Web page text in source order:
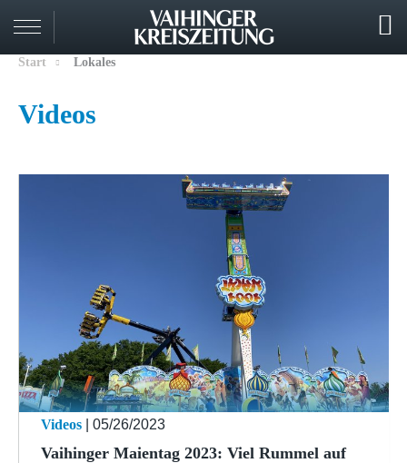
Start Lokales
Videos
Videos | 05/26/2023
Vaihinger Maientag 2023: Viel Rummel auf